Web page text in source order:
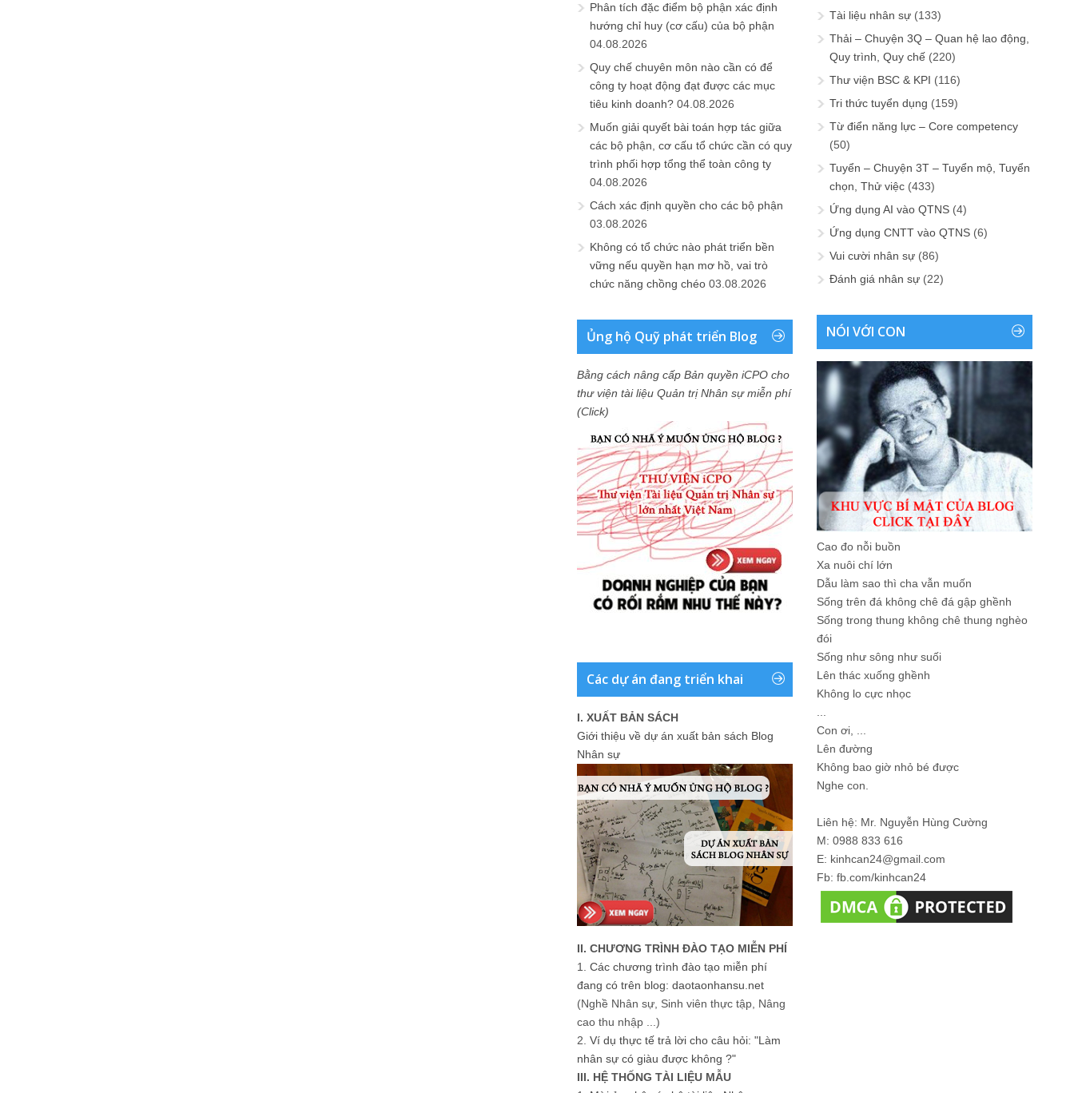
Phân tích đặc điểm bộ phận xác định
hướng chỉ huy (cơ cấu) của bộ phận
04.08.2026
Quy chế chuyên môn nào cần có để
công ty hoạt động đạt được các mục
tiêu kinh doanh? 04.08.2026
Muốn giải quyết bài toán hợp tác giữa
các bộ phận, cơ cấu tổ chức cần có quy
trình phối hợp tổng thể toàn công ty
04.08.2026
Cách xác định quyền cho các bộ phận
03.08.2026
Không có tổ chức nào phát triển bền
vững nếu quyền hạn mơ hồ, vai trò
chức năng chồng chéo 03.08.2026
Ủng hộ Quỹ phát triển Blog
Bằng cách nâng cấp Bản quyền iCPO cho
thư viện tài liệu Quản trị Nhân sự miễn phí
(Click)
Các dự án đang triển khai
I. XUẤT BẢN SÁCH
Giới thiệu về dự án xuất bản sách Blog
Nhân sự
II. CHƯƠNG TRÌNH ĐÀO TẠO MIỄN PHÍ
1. Các chương trình đào tạo miễn phí
đang có trên blog: daotaonhansu.net
(Nghề Nhân sự, Sinh viên thực tập, Nâng
cao thu nhập ...)
2. Ví dụ thực tế trả lời cho câu hỏi: "Làm
nhân sự có giàu được không ?"
III. HỆ THỐNG TÀI LIỆU MẪU
Tài liệu nhân sự (133)
Thải – Chuyện 3Q – Quan hệ lao động,
Quy trình, Quy chế (220)
Thư viện BSC & KPI (116)
Tri thức tuyển dụng (159)
Từ điển năng lực – Core competency
(50)
Tuyển – Chuyện 3T – Tuyển mộ, Tuyển
chọn, Thử việc (433)
Ứng dụng AI vào QTNS (4)
Ứng dụng CNTT vào QTNS (6)
Vui cười nhân sự (86)
Đánh giá nhân sự (22)
NÓI VỚI CON
Cao đo nỗi buồn
Xa nuôi chí lớn
Dẫu làm sao thì cha vẫn muốn
Sống trên đá không chê đá gập ghềnh
Sống trong thung không chê thung nghèo
đói
Sống như sông như suối
Lên thác xuống ghềnh
Không lo cực nhọc
Con ơi, ...
Lên đường
Không bao giờ nhỏ bé được
Nghe con.
Liên hệ: Mr. Nguyễn Hùng Cường
M: 0988 833 616
E: kinhcan24@gmail.com
Fb: fb.com/kinhcan24